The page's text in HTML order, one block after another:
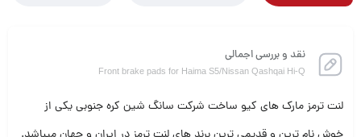
نقد و بررسی اجمالی
Front brake pads for Haima S5/Nissan Qashqai Hi-Q
لنت ترمز مارک های کیو ساخت شرکت سانگ شین کره جنوبی یکی از